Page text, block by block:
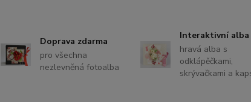
Doprava zdarma
pro všechna
nezlevněná fotoalba
Interaktivní alba
hravá alba s
odklápěčkami,
skrývačkami a